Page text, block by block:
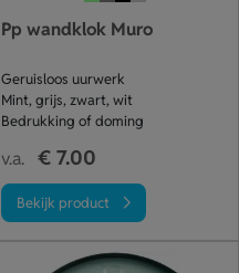
Pp wandklok Muro
Geruisloos uurwerk
Mint, grijs, zwart, wit
Bedrukking of doming
v.a. € 7.00
Bekijk product